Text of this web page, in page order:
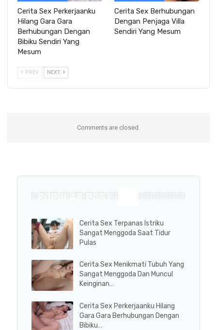
Cerita Sex Perkerjaanku
Hilang Gara Gara
Berhubungan Dengan
Bibiku Sendiri Yang
Mesum
Cerita Sex Berhubungan
Dengan Penjaga Villa
Sendiri Yang Mesum
PREV NEXT
Comments are closed.
POPULAR POST
Cerita Sex Terpanas Istriku
Sangat Menggoda Saat Tidur
Pulas
Cerita Sex Menikmati Tubuh Yang
Sangat Menggoda Dan Muncul
Keinginan…
Cerita Sex Perkerjaanku Hilang
Gara Gara Berhubungan Dengan
Bibiku…